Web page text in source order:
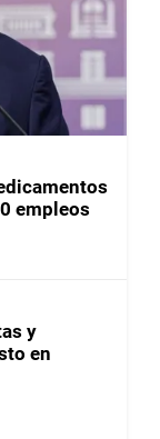
empleos
y
en